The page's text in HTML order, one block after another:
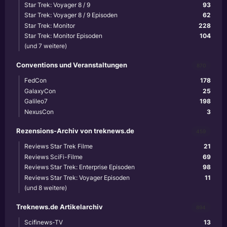
93
Star Trek: Voyager 8 / 9
62
Star Trek: Voyager 8 / 9 Episoden
228
Star Trek: Monitor
104
Star Trek: Monitor Episoden
(und 7 weitere)
Conventions und Veranstaltungen
178
FedCon
25
GalaxyCon
198
Galileo7
3
NexusCon
Rezensions-Archiv von treknews.de
21
Reviews Star Trek Filme
69
Reviews SciFi-Filme
98
Reviews Star Trek: Enterprise Episoden
11
Reviews Star Trek: Voyager Episoden
(und 8 weitere)
Treknews.de Artikelarchiv
13
Scifinews-TV